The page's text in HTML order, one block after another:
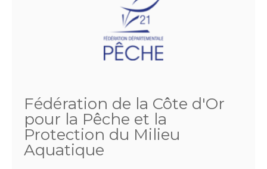
Fédération de la Côte d'Or
pour la Pêche et la
Protection du Milieu
Aquatique